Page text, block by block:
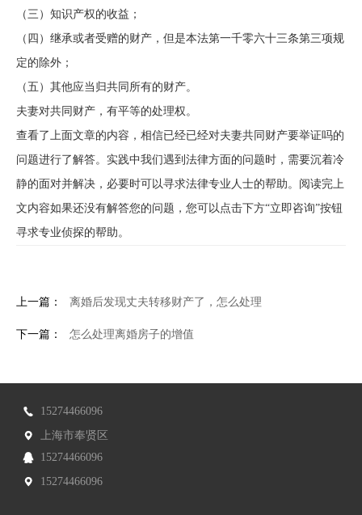
（三）知识产权的收益；
（四）继承或者受赠的财产，但是本法第一千零六十三条第三项规
定的除外；
（五）其他应当归共同所有的财产。
夫妻对共同财产，有平等的处理权。
查看了上面文章的内容，相信已经已经对夫妻共同财产要举证吗的
问题进行了解答。实践中我们遇到法律方面的问题时，需要沉着冷
静的面对并解决，必要时可以寻求法律专业人士的帮助。阅读完上
文内容如果还没有解答您的问题，您可以点击下方“立即咨询”按钮
寻求专业侦探的帮助。
上一篇： 离婚后发现丈夫转移财产了，怎么处理
下一篇： 怎么处理离婚房子的增值
15274466096
上海市奉贤区
15274466096
15274466096